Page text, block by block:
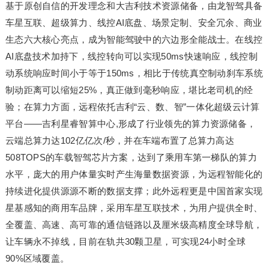
基于原创自信的开发理念和大吉利技术资源储备，由龙智驾具备
车星互联、超级算力、线控AI底盘、场景定制、安全冗余、商业
生态六大核心亮点，成为智能驾驶中的六边形全能战士。在线控
AI底盘技术加持下，线控转向可以实现50ms快速响应，线控制
动系统响应时间小于等于150ms，相比于传统真空制动刹车系统
制动距离可以缩短25%，真正做到毫秒响应，堪比老司机的经
验；在算力方面，远程依托吉利“云、数、智”一体化超级云计算
平台——吉利星睿智算中心,形成了行业领先的算力资源储备，
云端总算力达102亿亿次/秒，并在车端布置了总算力高达
508TOPS的车载智驾芯片方案，达到了乘用车第一梯队的算力
水平，庞大的用户体量实时产生海量数据资源，为远程智能化的
持续进化提供源源不断的数据支撑；此外远程更是中国首家实现
星基感知的商用车品牌，采用车星互联技术，为用户提供全时、
全覆盖、高速、高可靠的通信链路以及厘米级高精度全球导航，
让车辆永不掉线，目前在轨共30颗卫星，可实现24小时全球
90%区域覆盖。